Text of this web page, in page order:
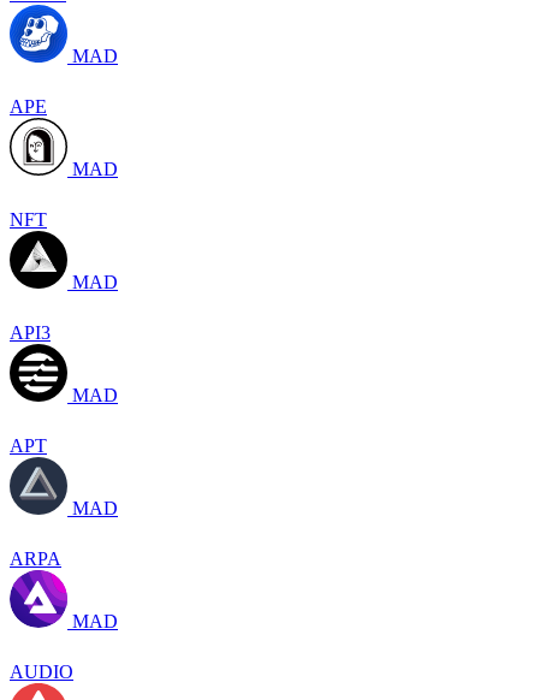
MAD
APE
MAD
NFT
MAD
API3
MAD
APT
MAD
ARPA
MAD
AUDIO